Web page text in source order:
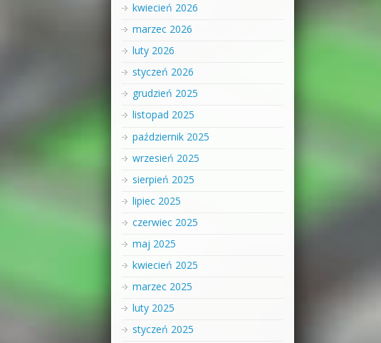
kwiecień 2026
marzec 2026
luty 2026
styczeń 2026
grudzień 2025
listopad 2025
październik 2025
wrzesień 2025
sierpień 2025
lipiec 2025
czerwiec 2025
maj 2025
kwiecień 2025
marzec 2025
luty 2025
styczeń 2025